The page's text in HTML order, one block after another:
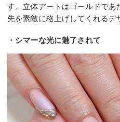
す。立体アートはゴールドであ
先を素敵に格上げしてくれるデ
・シマーな光に魅了されて